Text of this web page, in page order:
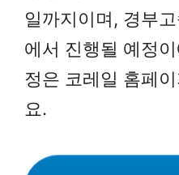
일까지이며, 경부
에서 진행될 예정
정은 코레일 홈페
요.